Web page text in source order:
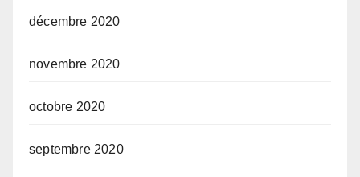
décembre 2020
novembre 2020
octobre 2020
septembre 2020